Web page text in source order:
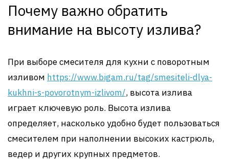
Почему важно обратить
внимание на высоту излива?
При выборе смесителя для кухни с поворотным
изливом https://www.bigam.ru/tag/smesiteli-dlya-
kukhni-s-povorotnym-izlivom/, высота излива
играет ключевую роль. Высота излива
определяет, насколько удобно будет пользоваться
смесителем при наполнении высоких кастрюль,
ведер и других крупных предметов.